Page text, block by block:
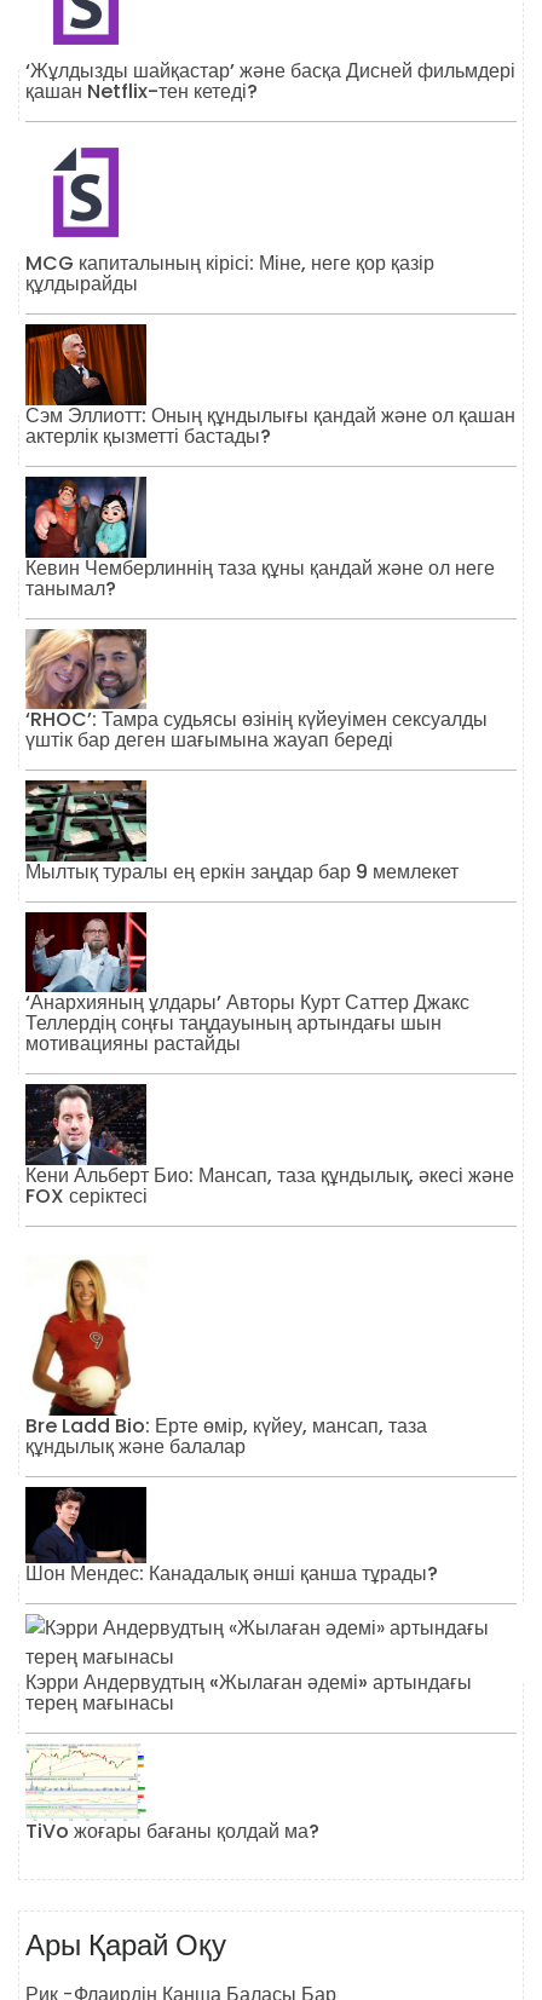
‘Жұлдызды шайқастар’ және басқа Дисней фильмдері
қашан Netflix-тен кетеді?
MCG капиталының кірісі: Міне, неге қор қазір
құлдырайды
Сэм Эллиотт: Оның құндылығы қандай және ол қашан
актерлік қызметті бастады?
Кевин Чемберлиннің таза құны қандай және ол неге
танымал?
‘RHOC’: Тамра судьясы өзінің күйеуімен сексуалды
үштік бар деген шағымына жауап береді
Мылтық туралы ең еркін заңдар бар 9 мемлекет
‘Анархияның ұлдары’ Авторы Курт Саттер Джакс
Теллердің соңғы таңдауының артындағы шын
мотивацияны растайды
Кени Альберт Био: Мансап, таза құндылық, әкесі және
FOX серіктесі
Bre Ladd Bio: Ерте өмір, күйеу, мансап, таза
құндылық және балалар
Шон Мендес: Канадалық әнші қанша тұрады?
Кэрри Андервудтың «Жылаған әдемі» артындағы
терең мағынасы
TiVo жоғары бағаны қолдай ма?
Ары Қарай Оқу
Рик -Флаирдің Қанша Баласы Бар